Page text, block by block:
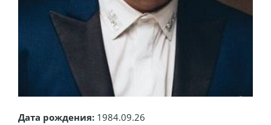
Дата рождения: 1984.09.26